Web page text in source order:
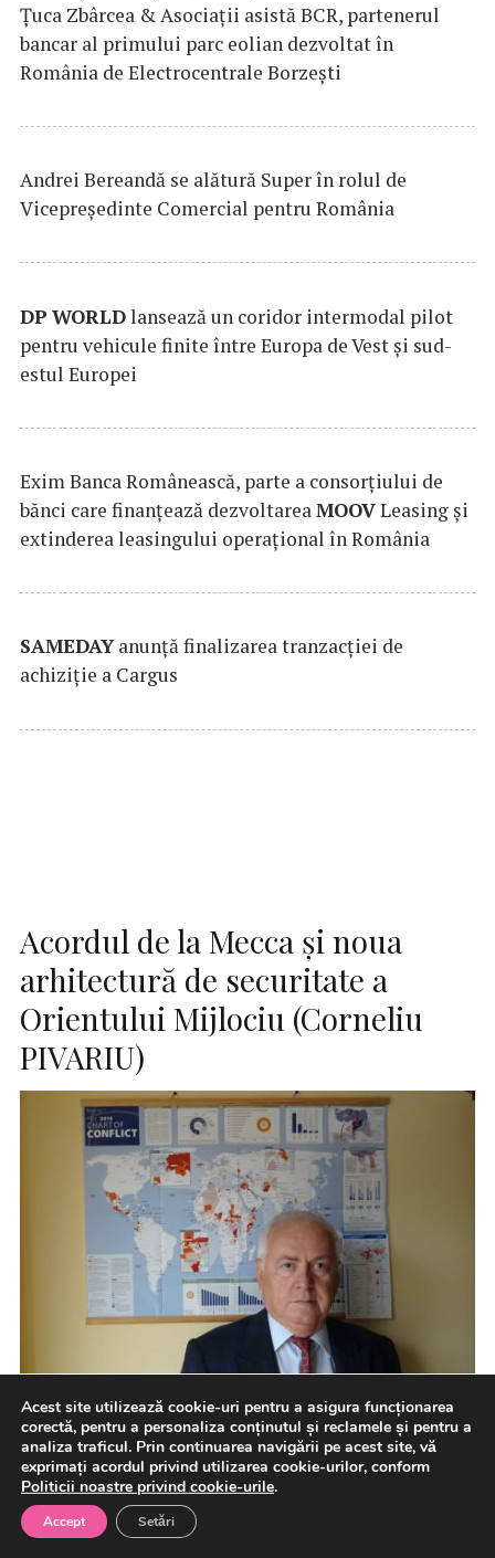
Țuca Zbârcea & Asociații asistă BCR, partenerul
bancar al primului parc eolian dezvoltat în
România de Electrocentrale Borzești
Andrei Bereandă se alătură Super în rolul de
Vicepreședinte Comercial pentru România
DP WORLDlansează un coridor intermodal pilot
pentru vehicule finite între Europa de Vest și sud-
estul Europei
Exim Banca Românească, parte a consorțiului de
bănci care finanțează dezvoltareaMOOVLeasing și
extinderea leasingului operațional în România
SAMEDAYanunță finalizarea tranzacției de
achiziție a Cargus
Acordul de la Mecca și noua
arhitectură de securitate a
Orientului Mijlociu (Corneliu
PIVARIU)
„În lumea multipolară, securitatea nu mai este oferită de
un singur garant; ea se construiește prin suprapunerea
prudentă […]
Acest site utilizează cookie-uri pentru a asigura funcționarea
corectă, pentru a personaliza conținutul și reclamele și pentru a
analiza traficul. Prin continuarea navigării pe acest site, vă
exprimați acordul privind utilizarea cookie-urilor, conform
Politicii noastre privind cookie-urile.
Accept Setări